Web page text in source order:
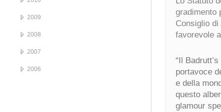
gradimento
Consiglio
favorevole
“Il
portavoce
e della
questo
glamour
2009
2008
2007
2006